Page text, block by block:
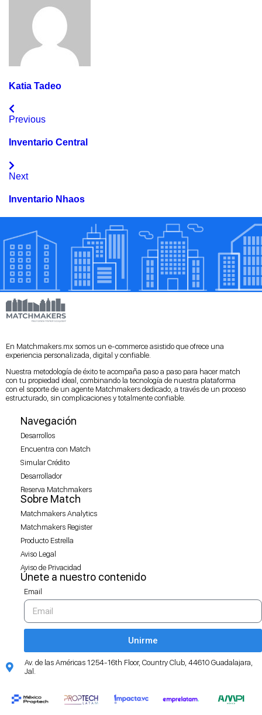
Katia Tadeo
Previous
Inventario Central
Next
Inventario Nhaos
En Matchmakers.mx somos un e-commerce asistido que ofrece una
experiencia personalizada, digital y confiable.
Nuestra metodología de éxito te acompaña paso a paso para hacer match
con tu propiedad ideal, combinando la tecnología de nuestra plataforma
con el soporte de un agente Matchmakers dedicado, a través de un proceso
estructurado, sin complicaciones y totalmente confiable.
Navegación
Desarrollos
Encuentra con Match
Simular Crédito
Desarrollador
Reserva Matchmakers
Sobre Match
Matchmakers Analytics
Matchmakers Register
Producto Estrella
Aviso Legal
Aviso de Privacidad
Únete a nuestro contenido
Email
Unirme
Av. de las Américas 1254-16th Floor, Country Club, 44610 Guadalajara,
Jal.